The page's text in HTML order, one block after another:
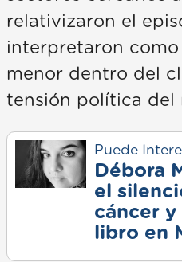
relativizaron el
interpretaron
menor dentro del
tensión política del
Puede
Débora
el
cáncer y
libro en